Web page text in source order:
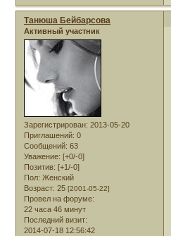
Танюша Бейбарсова
Активный участник
Зарегистрирован: 2013-05-20
Приглашений: 0
Сообщений: 63
Уважение: [+0/-0]
Позитив: [+1/-0]
Пол: Женский
Возраст: 25 [2001-05-22]
Провел на форуме:
22 часа 46 минут
Последний визит:
2014-07-18 12:56:42